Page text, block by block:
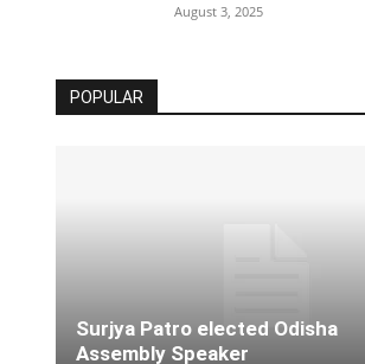
August 3, 2025
POPULAR
Surjya Patro elected Odisha
Assembly Speaker